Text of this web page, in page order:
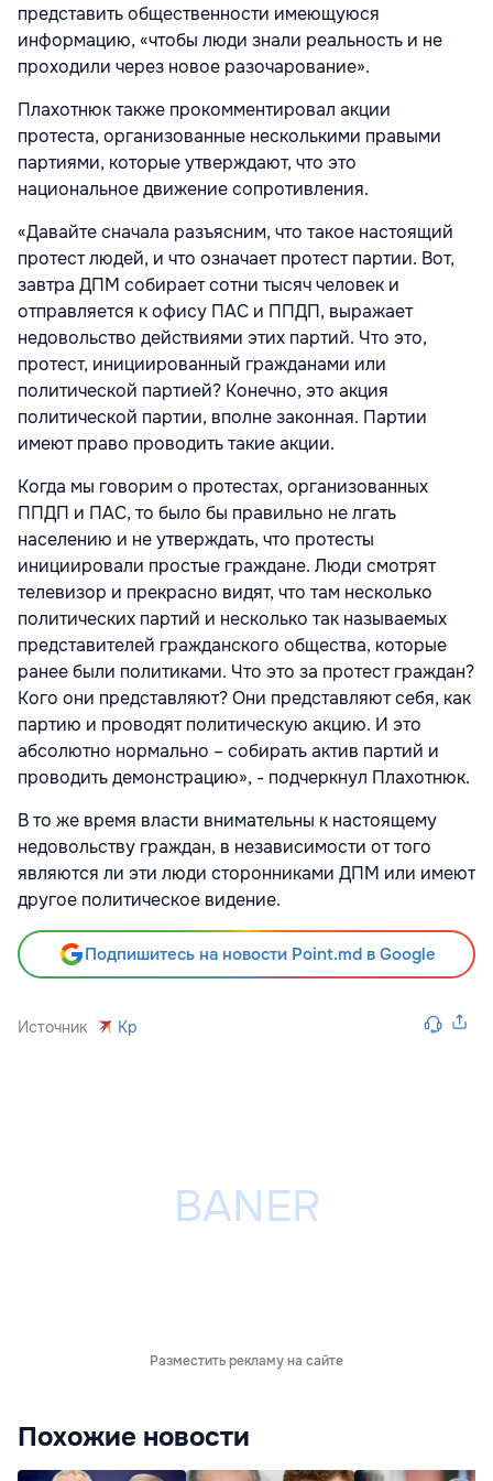
представить общественности имеющуюся
информацию, «чтобы люди знали реальность и не
проходили через новое разочарование».
Плахотнюк также прокомментировал акции
протеста, организованные несколькими правыми
партиями, которые утверждают, что это
национальное движение сопротивления.
«Давайте сначала разъясним, что такое настоящий
протест людей, и что означает протест партии. Вот,
завтра ДПМ собирает сотни тысяч человек и
отправляется к офису ПАС и ППДП, выражает
недовольство действиями этих партий. Что это,
протест, инициированный гражданами или
политической партией? Конечно, это акция
политической партии, вполне законная. Партии
имеют право проводить такие акции.
Когда мы говорим о протестах, организованных
ППДП и ПАС, то было бы правильно не лгать
населению и не утверждать, что протесты
инициировали простые граждане. Люди смотрят
телевизор и прекрасно видят, что там несколько
политических партий и несколько так называемых
представителей гражданского общества, которые
ранее были политиками. Что это за протест граждан?
Кого они представляют? Они представляют себя, как
партию и проводят политическую акцию. И это
абсолютно нормально – собирать актив партий и
проводить демонстрацию», - подчеркнул Плахотнюк.
В то же время власти внимательны к настоящему
недовольству граждан, в независимости от того
являются ли эти люди сторонниками ДПМ или имеют
другое политическое видение.
Подпишитесь на новости Point.md в Google
Источник Kp
Разместить рекламу на сайте
Похожие новости